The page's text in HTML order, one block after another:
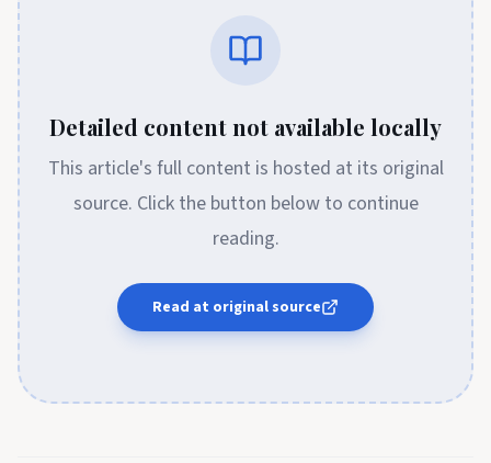
Detailed content not available locally
This article's full content is hosted at its original
source. Click the button below to continue
reading.
Read at original source